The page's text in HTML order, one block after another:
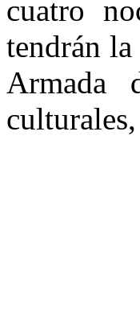
cuatro
tendrán
Armada